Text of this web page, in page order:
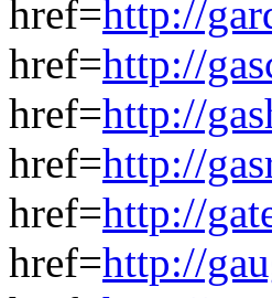
href=http://
href=http://
href=http://
href=http://
href=http://
href=http://